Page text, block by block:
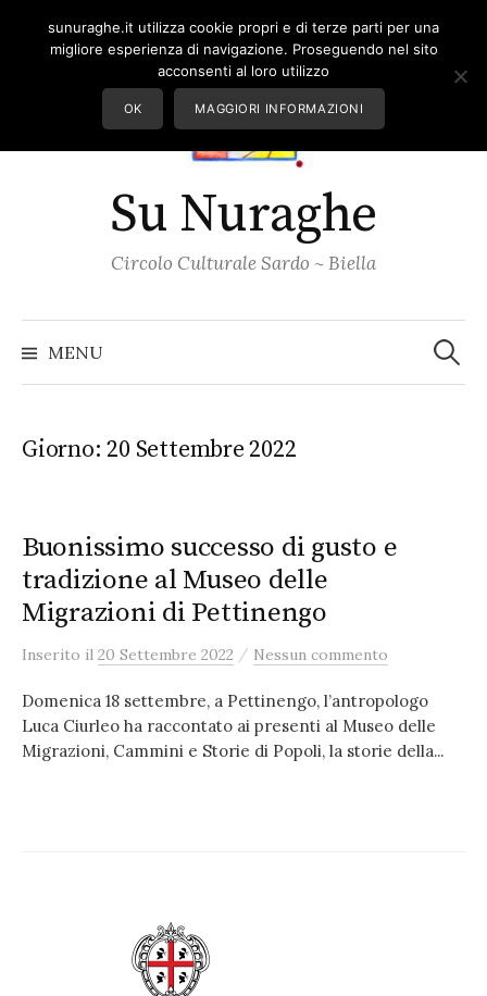
Su Nuraghe
Circolo Culturale Sardo ~ Biella
MENU per:
Giorno:20 Settembre 2022
Buonissimo successo di gusto e
tradizione al Museo delle
Migrazioni di Pettinengo
Inserito il 20 Settembre 2022 / Nessun commento
Domenica 18 settembre, a Pettinengo, l’antropologo
Luca Ciurleo ha raccontato ai presenti al Museo delle
Migrazioni, Cammini e Storie di Popoli, la storie della...
sunuraghe.it utilizza cookie propri e di terze parti per una
migliore esperienza di navigazione. Proseguendo nel sito
acconsenti al loro utilizzo
OK MAGGIORI INFORMAZIONI